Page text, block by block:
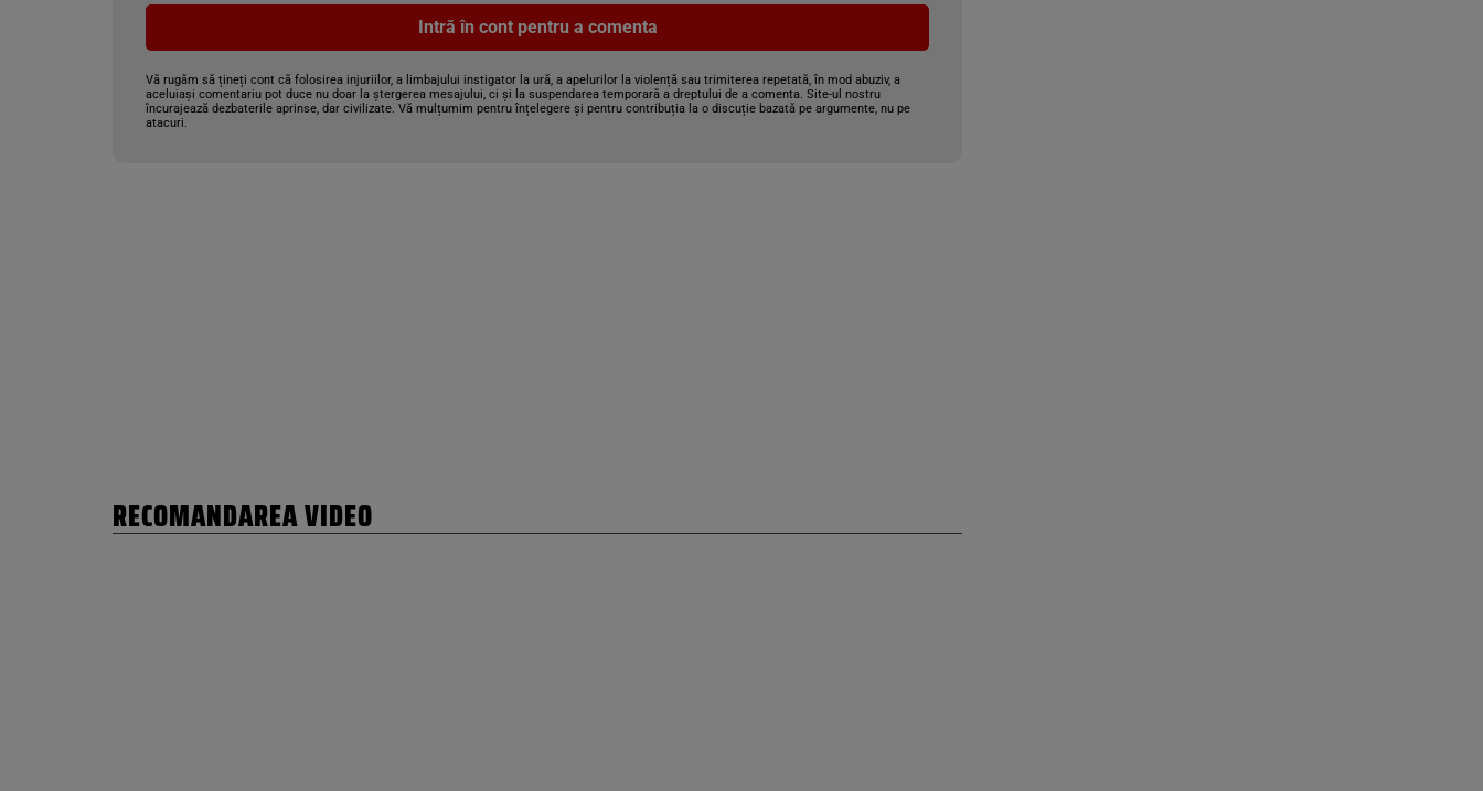
Intră în cont pentru a comenta
Vă rugăm să țineți cont că folosirea injuriilor, a limbajului instigator la ură, a apelurilor la violență sau trimiterea repetată, în mod abuziv, a
aceluiași comentariu pot duce nu doar la ștergerea mesajului, ci și la suspendarea temporară a dreptului de a comenta. Site-ul nostru
încurajează dezbaterile aprinse, dar civilizate. Vă mulțumim pentru înțelegere și pentru contribuția la o discuție bazată pe argumente, nu pe
atacuri.
RECOMANDAREA VIDEO